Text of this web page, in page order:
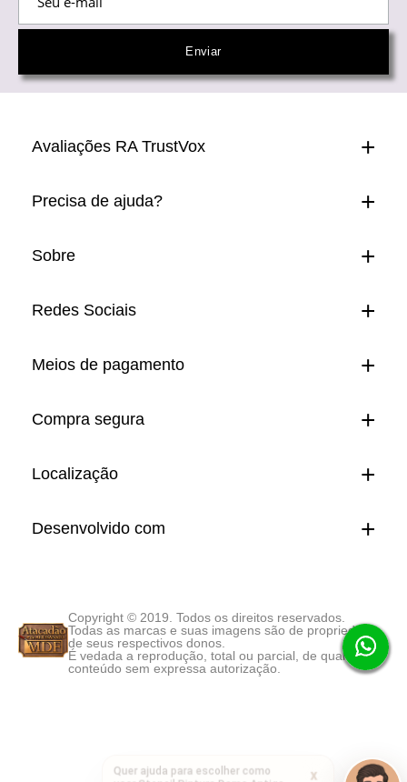
Avaliações RA TrustVox
Precisa de ajuda?
Sobre
Redes Sociais
Meios de pagamento
Compra segura
Localização
Desenvolvido com
Copyright © 2019. Todos os direitos reservados.
Todas as marcas e suas imagens são de propriedade
de seus respectivos donos.
É vedada a reprodução, total ou parcial, de qualquer
conteúdo sem expressa autorização.